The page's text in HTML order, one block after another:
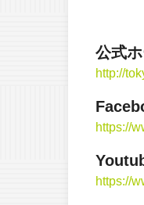
公式
http://
https://
https://